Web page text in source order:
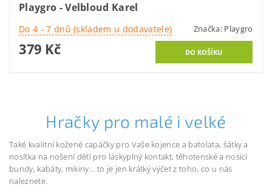
Hračky pro malé i velké
Také kvalitní kožené capáčky pro Vaše kojence a batolata, šátky a
nosítka na nošení dětí pro láskyplný kontakt, těhotenské a nosící
bundy, kabáty, mikiny... to je jen krátký výčet z toho, co u nás
naleznete.
Playgro - Velbloud Karel
Do 4 - 7 dnů (skladem u dodavatele) Značka: Playgro
379 Kč